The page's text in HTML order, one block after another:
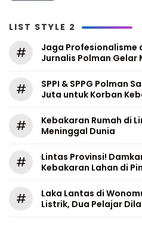
LIST STYLE 2
#
Jaga Profesionalisme
Jurnalis Polman Gelar
#
SPPI & SPPG Polman
Juta untuk Korban
#
Kebakaran Rumah di
Meninggal Dunia
#
Lintas Provinsi!
Kebakaran Lahan di
#
Laka Lantas di
Listrik, Dua Pelajar